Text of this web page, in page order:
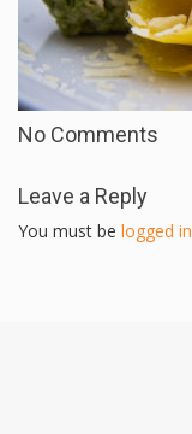
No Comments
Leave a Reply
You must be logged in